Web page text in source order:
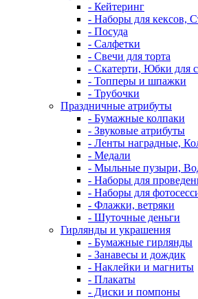
- Кейтеринг
- Наборы для кексов,
- Посуда
- Салфетки
- Свечи для торта
- Скатерти, Юбки для
- Топперы и шпажки
- Трубочки
Праздничные атрибуты
- Бумажные колпаки
- Звуковые атрибуты
- Ленты наградные,
- Медали
- Мыльные пузыри,
- Наборы для
- Наборы для
- Флажки, ветряки
- Шуточные деньги
Гирлянды и украшения
- Бумажные гирлянды
- Занавесы и дождик
- Наклейки и магниты
- Плакаты
- Диски и помпоны